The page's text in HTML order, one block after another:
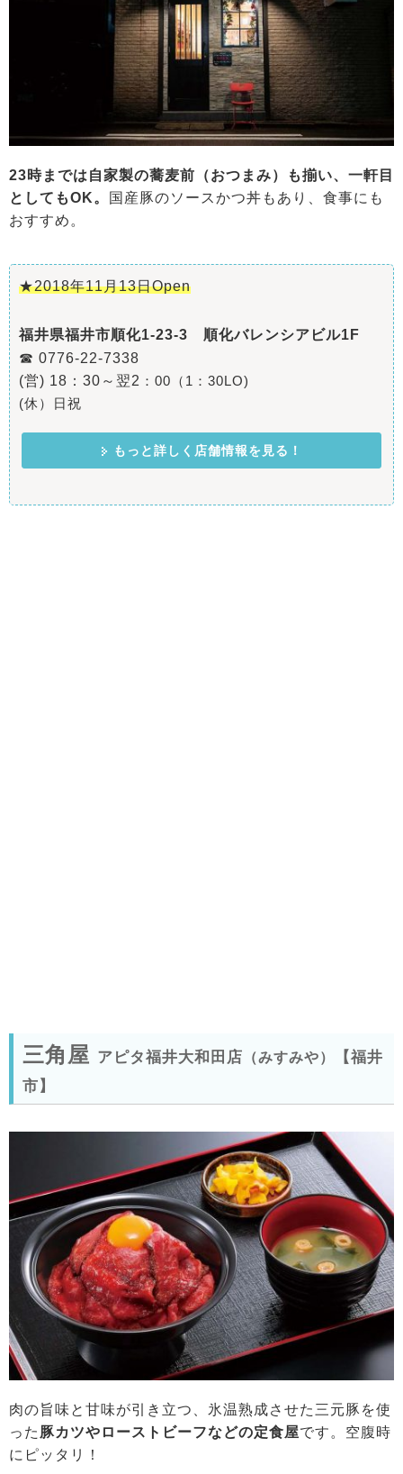
23時までは自家製の蕎麦前（おつまみ）も揃い、一軒目
としてもOK。
国産豚のソースかつ丼もあり、食事にも
おすすめ。
★2018年11月13日Open
福井県福井市順化1-23-3 順化バレンシアビル1F
☎ 0776-22-7338
(営) 18：30～翌2 ：00（1：30LO)
(休）日祝
もっと詳しく店舗情報を見る！
三角屋 アピタ福井大和田店 （みすみや）
【福井
市】
肉の旨味と甘味が引き立つ、氷温熟成させた三元豚を使
った 豚カツやローストビーフなどの定食屋です。空腹時
にピッタリ！